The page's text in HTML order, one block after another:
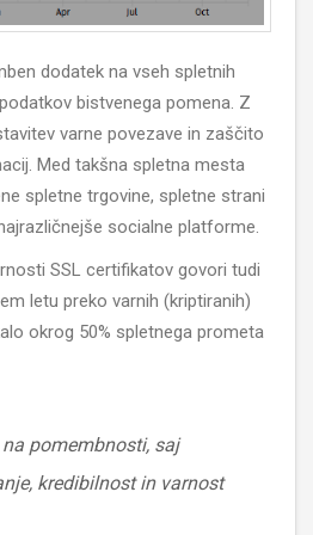
dodatek na vseh spletnih
podatkov bistvenega pomena. Z
varne povezave in zaščito
Med takšna spletna mesta
spletne trgovine, spletne strani
socialne platforme.
SSL certifikatov govori tudi
letu preko varnih (kriptiranih)
okrog 50% spletnega prometa
pomembnosti, saj
kredibilnost in varnost